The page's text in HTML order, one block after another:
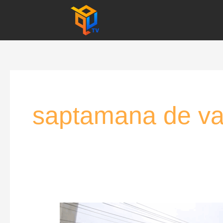
saptamana de
USVT